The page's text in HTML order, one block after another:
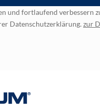
und fortlaufend
Datenschutzerklärung. zur